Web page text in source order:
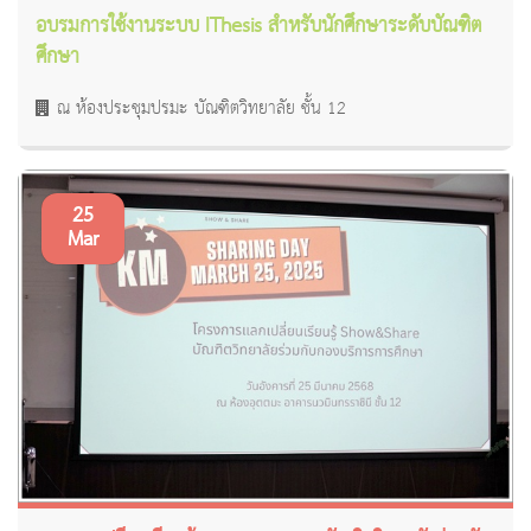
อบรมการใช้งานระบบ IThesis สำหรับนักศึกษาระดับบัณฑิต
ศึกษา
ณ ห้องประชุมปรมะ บัณฑิตวิทยาลัย ชั้น 12
25
Mar